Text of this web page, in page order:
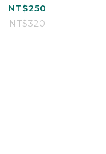
1000ml*1
NT$250
NT$320